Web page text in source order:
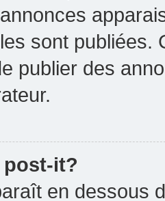
sont publiées.
publier des
post-it?
en dessous